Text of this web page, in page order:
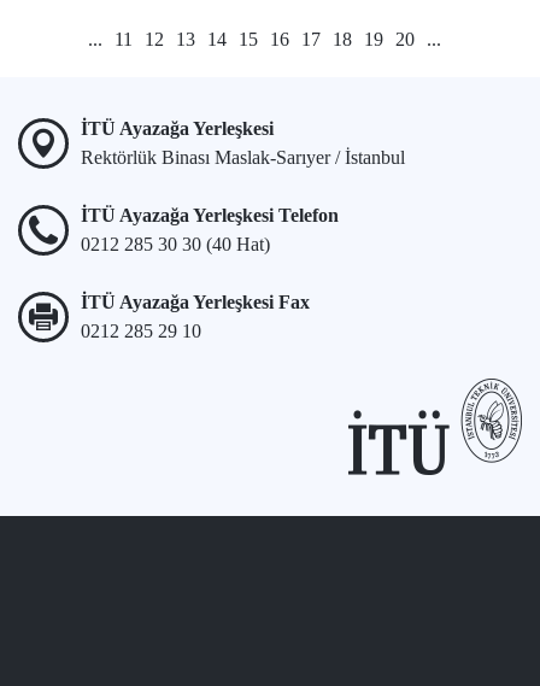
... 11 12 13 14 15 16 17 18 19 20 ...
İTÜ Ayazağa Yerleşkesi
Rektörlük Binası Maslak-Sarıyer / İstanbul
İTÜ Ayazağa Yerleşkesi Telefon
0212 285 30 30 (40 Hat)
İTÜ Ayazağa Yerleşkesi Fax
0212 285 29 10